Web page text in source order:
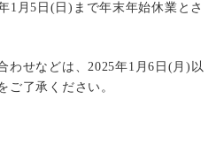
1月5日(日)まで年末年始休業とさ
わせなどは、2025年1月6日(月)以
ご了承ください。